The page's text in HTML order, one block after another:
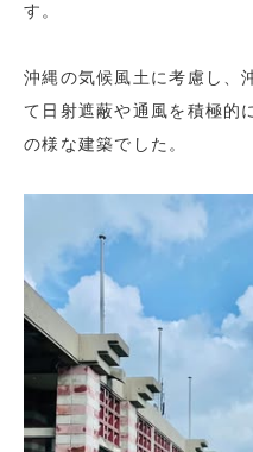
す。
沖縄の気候風土に考慮し、
て日射遮蔽や通風を積極的
の様な建築でした。